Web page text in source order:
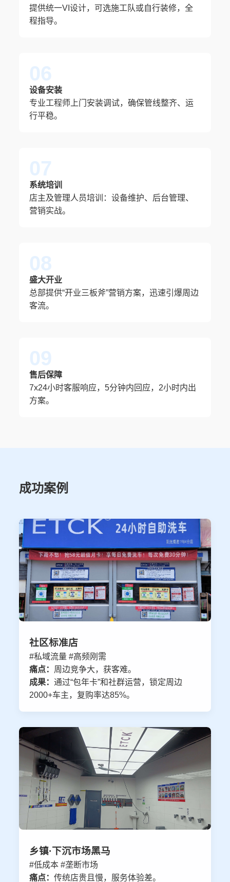
提供统一VI设计，可选施工队或自行装修，全
程指导。
06
设备安装
专业工程师上门安装调试，确保管线整齐、运
行平稳。
07
系统培训
店主及管理人员培训：设备维护、后台管理、
营销实战。
08
盛大开业
总部提供“开业三板斧”营销方案，迅速引爆周边
客流。
09
售后保障
7x24小时客服响应，5分钟内回应，2小时内出
方案。
成功案例
社区标准店
#私域流量 #高频刚需
痛点： 周边竞争大，获客难。
成果：通过“包年卡”和社群运营，锁定周边
2000+车主，复购率达85%。
乡镇·下沉市场黑马
#低成本 #垄断市场
痛点：传统店贵且慢，服务体验差。